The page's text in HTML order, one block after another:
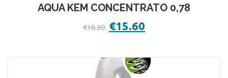
AQUA KEM CONCENTRATO 0,78
€18.30 Il
prezzo
€18.30.
€15.60prezzo
€15.60.